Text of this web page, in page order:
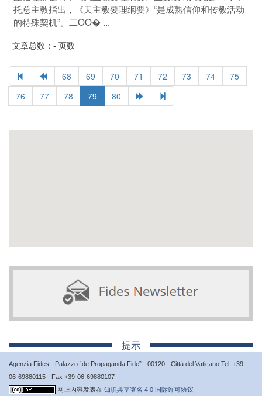
托总主教指出，《天主教要理纲要》“是成熟信仰和传教活动
的特殊契机”。二OO� ...
文章总数：- 页数
68 69 70 71 72 73 74
75
76
77 78 79 80
提示
Agenzia Fides - Palazzo “de Propaganda Fide” - 00120 - Città del Vaticano Tel. +39-
06-69880115 - Fax +39-06-69880107
网上内容发表在 知识共享署名 4.0 国际许可协议